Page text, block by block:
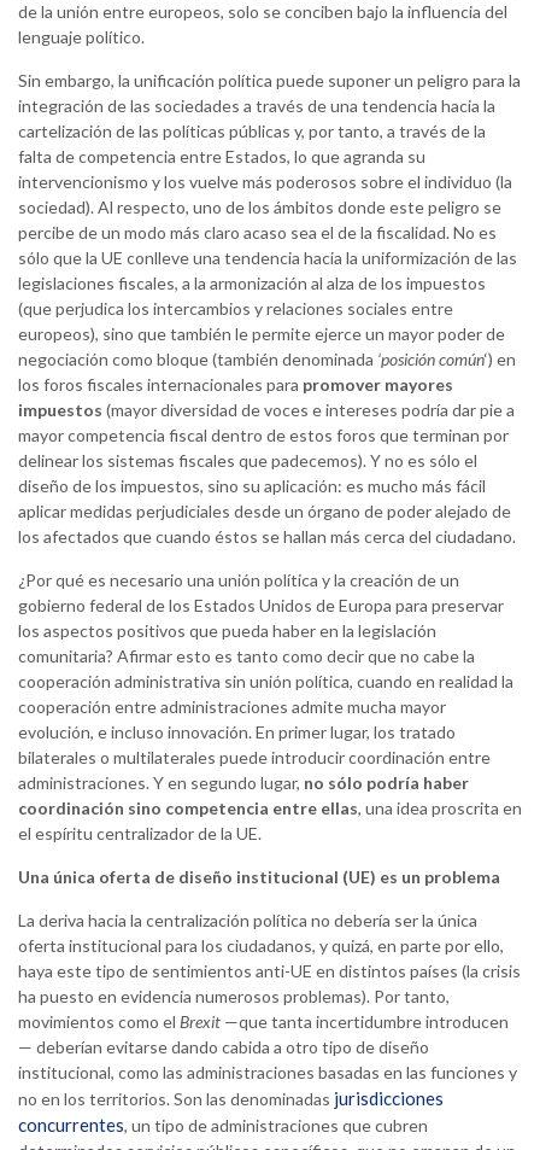
de la unión entre europeos, solo se conciben bajo la influencia del
lenguaje político.
Sin embargo, la unificación política puede suponer un peligro para la
integración de las sociedades a través de una tendencia hacia la
cartelización de las políticas públicas y, por tanto, a través de la
falta de competencia entre Estados, lo que agranda su
intervencionismo y los vuelve más poderosos sobre el individuo (la
sociedad). Al respecto, uno de los ámbitos donde este peligro se
percibe de un modo más claro acaso sea el de la fiscalidad. No es
sólo que la UE conlleve una tendencia hacia la uniformización de las
legislaciones fiscales, a la armonización al alza de los impuestos
(que perjudica los intercambios y relaciones sociales entre
europeos), sino que también le permite ejerce un mayor poder de
negociación como bloque (también denominada ‘posición común‘) en
los foros fiscales internacionales para promover mayores
impuestos (mayor diversidad de voces e intereses podría dar pie a
mayor competencia fiscal dentro de estos foros que terminan por
delinear los sistemas fiscales que padecemos). Y no es sólo el
diseño de los impuestos, sino su aplicación: es mucho más fácil
aplicar medidas perjudiciales desde un órgano de poder alejado de
los afectados que cuando éstos se hallan más cerca del ciudadano.
¿Por qué es necesario una unión política y la creación de un
gobierno federal de los Estados Unidos de Europa para preservar
los aspectos positivos que pueda haber en la legislación
comunitaria? Afirmar esto es tanto como decir que no cabe la
cooperación administrativa sin unión política, cuando en realidad la
cooperación entre administraciones admite mucha mayor
evolución, e incluso innovación. En primer lugar, los tratado
bilaterales o multilaterales puede introducir coordinación entre
administraciones. Y en segundo lugar, no sólo podría haber
coordinación sino competencia entre ellas, una idea proscrita en
el espíritu centralizador de la UE.
Una única oferta de diseño institucional (UE) es un problema
La deriva hacia la centralización política no debería ser la única
oferta institucional para los ciudadanos, y quizá, en parte por ello,
haya este tipo de sentimientos anti-UE en distintos países (la crisis
ha puesto en evidencia numerosos problemas). Por tanto,
movimientos como el Brexit —que tanta incertidumbre introducen
— deberían evitarse dando cabida a otro tipo de diseño
institucional, como las administraciones basadas en las funciones y
no en los territorios. Son las denominadas jurisdicciones
concurrentes, un tipo de administraciones que cubren